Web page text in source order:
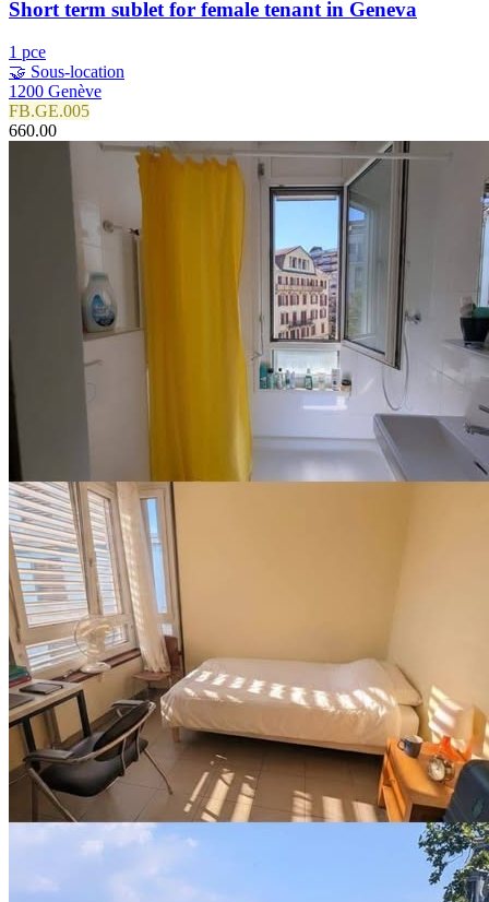
Short term sublet for female tenant in Geneva
1 pce
🤝 Sous-location
1200 Genève
FB.GE.005
660.00